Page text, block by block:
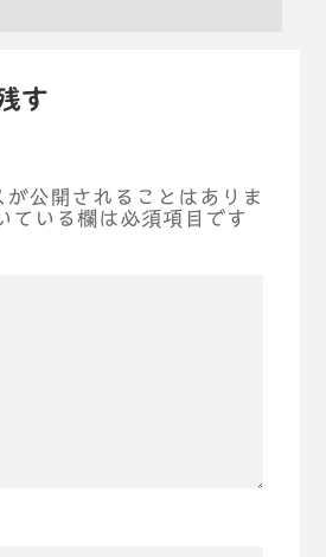
す
が公開されることはありま
ている欄は必須項目です